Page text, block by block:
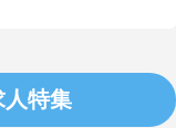
人特集